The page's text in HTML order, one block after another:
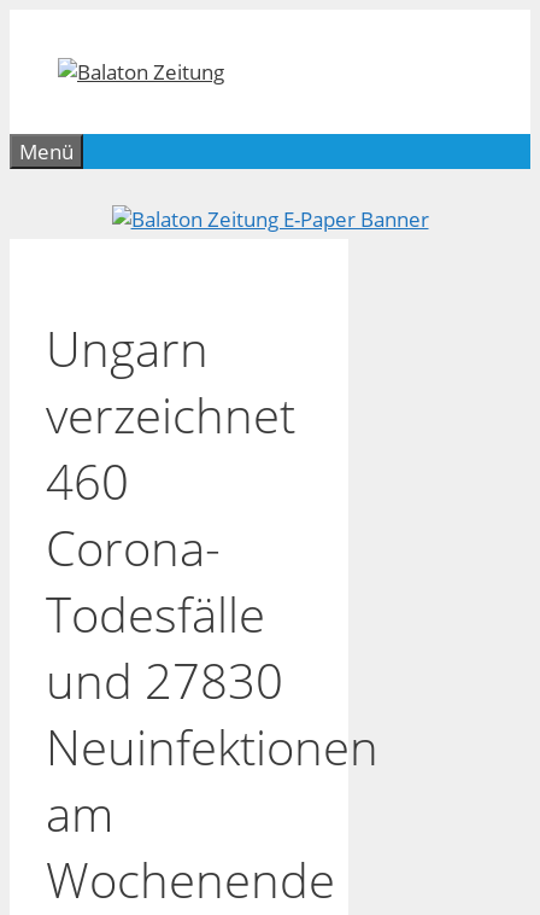
springen
Menü
Ungarn
verzeichnet
460
Corona-
Todesfälle
und 27830
Neuinfektionen
am
Wochenende